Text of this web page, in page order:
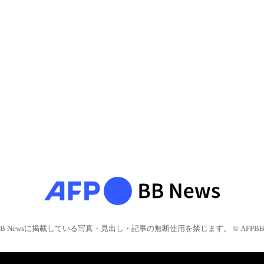
Newsに掲載している写真・見出し・記事の無断使用を禁じます。 © AFPBB